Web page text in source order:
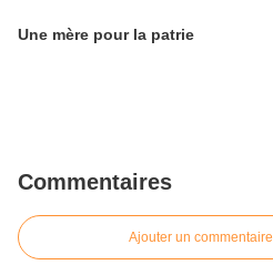
Une mère pour la patrie
Commentaires
Ajouter un commentaire